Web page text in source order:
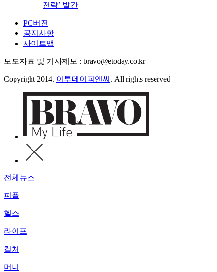
전략’ 발간
PC버전
공지사항
사이트맵
보도자료 및 기사제보 : bravo@etoday.co.kr
Copyright 2014. 이투데이피엔씨 . All rights reserved
전체뉴스
피플
헬스
라이프
컬처
머니